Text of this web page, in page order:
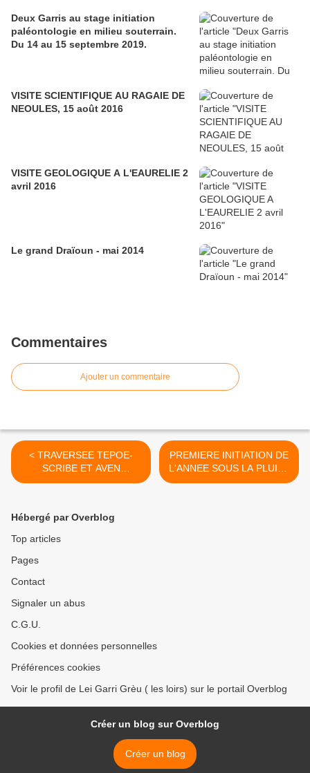
Deux Garris au stage initiation
paléontologie en milieu souterrain.
Du 14 au 15 septembre 2019.
VISITE SCIENTIFIQUE AU RAGAIE DE
NEOULES, 15 août 2016
VISITE GEOLOGIQUE A L'EAURELIE 2
avril 2016
Le grand Draïoun - mai 2014
Commentaires
Ajouter un commentaire
< TRAVERSEE TEPOE-
SCRIBE ET AVEN
PANTAGRUEL 21 JANVIER
PREMIERE INITIATION DE
L'ANNEE SOUS LA PLUIE !
22 JANVIER 2017 >
Hébergé par Overblog
Top articles
Pages
Contact
Signaler un abus
C.G.U.
Cookies et données personnelles
Préférences cookies
Voir le profil de Lei Garri Grèu ( les loirs) sur le portail Overblog
Créer un blog sur Overblog
Créer un blog